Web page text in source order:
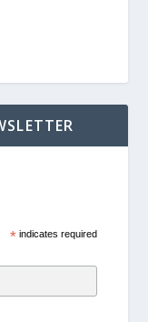
*indicates required